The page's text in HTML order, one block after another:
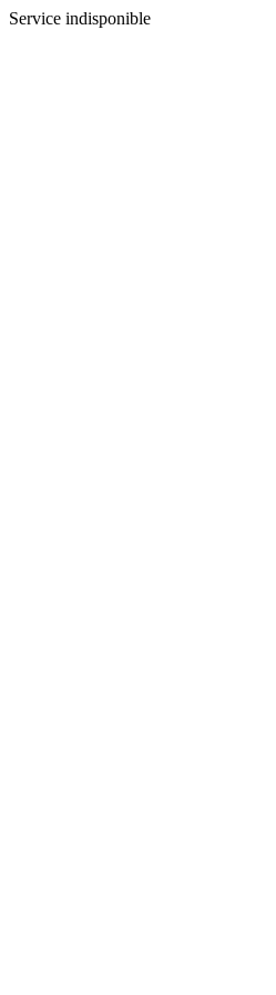
Service indisponible